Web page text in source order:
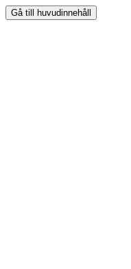
Gå till huvudinnehåll